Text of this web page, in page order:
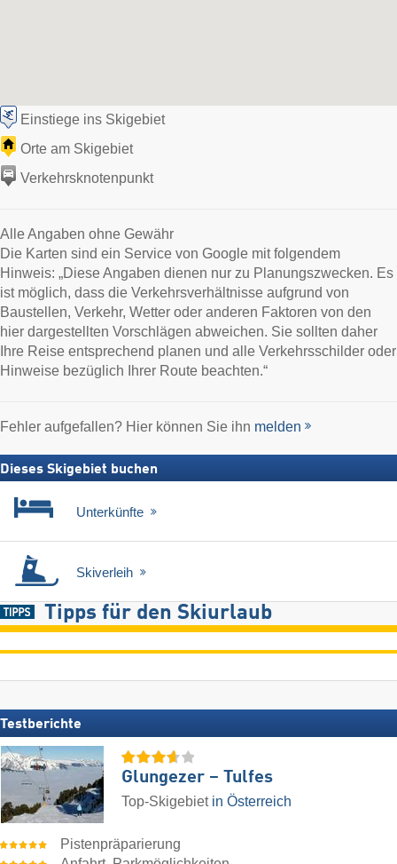
Einstiege ins Skigebiet
Orte am Skigebiet
Verkehrsknotenpunkt
Alle Angaben ohne Gewähr
Die Karten sind ein Service von Google mit folgendem
Hinweis: „Diese Angaben dienen nur zu Planungszwecken. Es
ist möglich, dass die Verkehrsverhältnisse aufgrund von
Baustellen, Verkehr, Wetter oder anderen Faktoren von den
hier dargestellten Vorschlägen abweichen. Sie sollten daher
Ihre Reise entsprechend planen und alle Verkehrsschilder oder
Hinweise bezüglich Ihrer Route beachten.“
Fehler aufgefallen? Hier können Sie ihn melden
Dieses Skigebiet buchen
Unterkünfte
Skiverleih
Tipps für den Skiurlaub
Testberichte
Glungezer – Tulfes
Top-Skigebiet in Österreich
Pistenpräparierung